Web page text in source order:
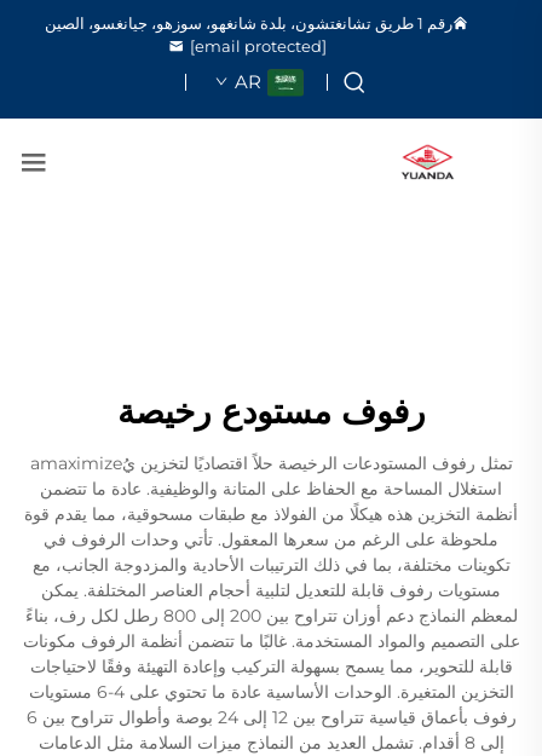
رقم 1 طريق تشانغتشون، بلدة شانغهو، سوزهو، جيانغسو، الصين
[email protected]
AR
رفوف مستودع رخيصة
تمثل رفوف المستودعات الرخيصة حلاً اقتصاديًا لتخزين يُamaximize
استغلال المساحة مع الحفاظ على المتانة والوظيفية. عادة ما تتضمن
أنظمة التخزين هذه هيكلًا من الفولاذ مع طبقات مسحوقية، مما يقدم قوة
ملحوظة على الرغم من سعرها المعقول. تأتي وحدات الرفوف في
تكوينات مختلفة، بما في ذلك الترتيبات الأحادية والمزدوجة الجانب، مع
مستويات رفوف قابلة للتعديل لتلبية أحجام العناصر المختلفة. يمكن
لمعظم النماذج دعم أوزان تتراوح بين 200 إلى 800 رطل لكل رف، بناءً
على التصميم والمواد المستخدمة. غالبًا ما تتضمن أنظمة الرفوف مكونات
قابلة للتحوير، مما يسمح بسهولة التركيب وإعادة التهيئة وفقًا لاحتياجات
التخزين المتغيرة. الوحدات الأساسية عادة ما تحتوي على 4-6 مستويات
رفوف بأعماق قياسية تتراوح بين 12 إلى 24 بوصة وأطوال تتراوح بين 6
إلى 8 أقدام. تشمل العديد من النماذج ميزات السلامة مثل الدعامات